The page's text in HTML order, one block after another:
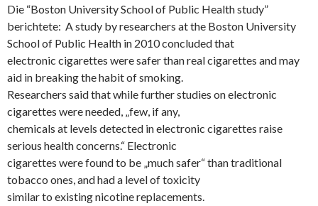
Die “Boston University School of Public Health study”
berichtete: A study by researchers at the Boston University
School of Public Health in 2010 concluded that
electronic cigarettes were safer than real cigarettes and may
aid in breaking the habit of smoking.
Researchers said that while further studies on electronic
cigarettes were needed, „few, if any,
chemicals at levels detected in electronic cigarettes raise
serious health concerns.“ Electronic
cigarettes were found to be „much safer“ than traditional
tobacco ones, and had a level of toxicity
similar to existing nicotine replacements.